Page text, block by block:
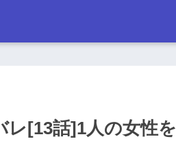
[13話]1人の女性を